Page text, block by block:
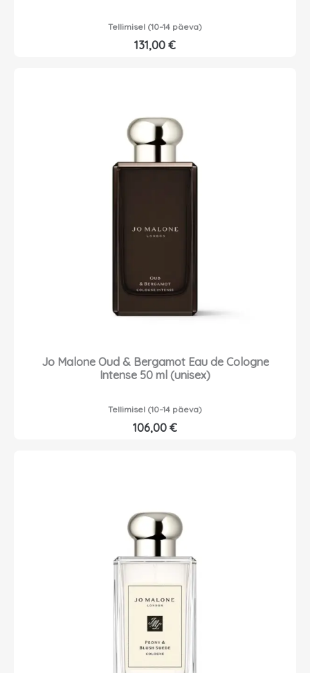
Tellimisel (10–14 päeva)
131,00 €
Jo Malone Oud & Bergamot Eau de Cologne
Intense 50 ml (unisex)
Tellimisel (10–14 päeva)
106,00 €